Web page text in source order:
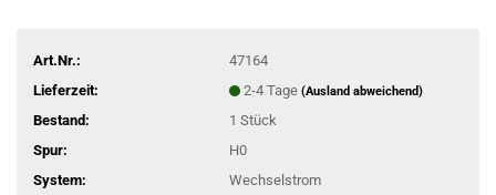
Art.Nr.:
47164
Lieferzeit:
2-4 Tage (Ausland abweichend)
Bestand: 1 Stück
Spur:
H0
System:
Wechselstrom